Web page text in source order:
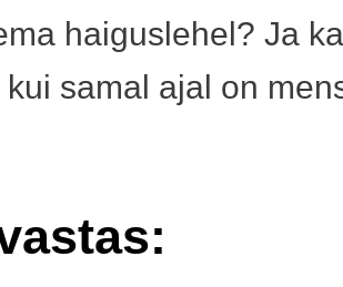
haiguslehel? Ja
samal ajal on